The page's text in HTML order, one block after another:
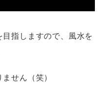
指しますので、風水を
せん（笑）